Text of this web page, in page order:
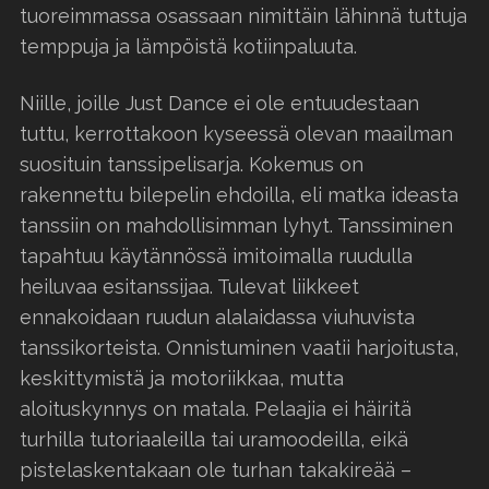
tuoreimmassa osassaan nimittäin lähinnä tuttuja
temppuja ja lämpöistä kotiinpaluuta.
Niille, joille Just Dance ei ole entuudestaan
tuttu, kerrottakoon kyseessä olevan maailman
suosituin tanssipelisarja. Kokemus on
rakennettu bilepelin ehdoilla, eli matka ideasta
tanssiin on mahdollisimman lyhyt. Tanssiminen
tapahtuu käytännössä imitoimalla ruudulla
heiluvaa esitanssijaa. Tulevat liikkeet
ennakoidaan ruudun alalaidassa viuhuvista
tanssikorteista. Onnistuminen vaatii harjoitusta,
keskittymistä ja motoriikkaa, mutta
aloituskynnys on matala. Pelaajia ei häiritä
turhilla tutoriaaleilla tai uramoodeilla, eikä
pistelaskentakaan ole turhan takakireää –